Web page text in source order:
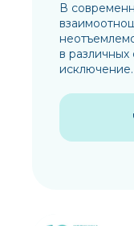
В
в
исключение.